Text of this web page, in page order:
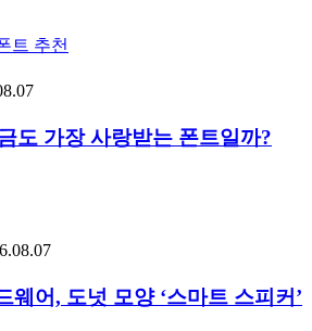
트 추천
도 가장 사랑받는 폰트일까?
웨어, 도넛 모양 ‘스마트 스피커’